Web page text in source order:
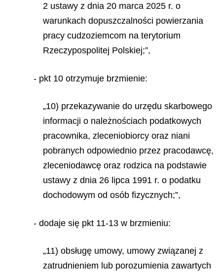
2 ustawy z dnia 20 marca 2025 r. o
warunkach dopuszczalności powierzania
pracy cudzoziemcom na terytorium
Rzeczypospolitej Polskiej;”,
- pkt 10 otrzymuje brzmienie:
„10) przekazywanie do urzędu skarbowego
informacji o należnościach podatkowych
pracownika, zleceniobiorcy oraz niani
pobranych odpowiednio przez pracodawcę,
zleceniodawcę oraz rodzica na podstawie
ustawy z dnia 26 lipca 1991 r. o podatku
dochodowym od osób fizycznych;”,
- dodaje się pkt 11-13 w brzmieniu:
„11) obsługę umowy, umowy związanej z
zatrudnieniem lub porozumienia zawartych